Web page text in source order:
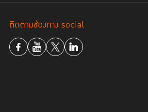
ติดตามช่องทาง social